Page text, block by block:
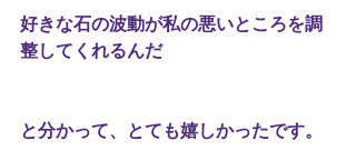
好きな石の波動が私の悪いところを調
整してくれるんだ
と分かって、とても嬉しかったです。